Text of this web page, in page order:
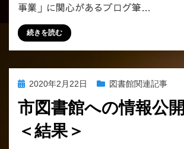
事業」に関心があるブログ筆…
続きを読む
投
日:
2020年2月22日 図書館関連記事
市図書館への情報公
＜結果＞